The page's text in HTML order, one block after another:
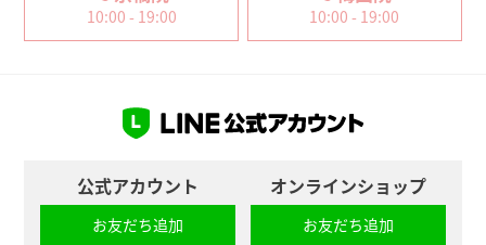
10:00 - 19:00 10:00 - 19:00
公式アカウント
お友だち追加
オンラインショップ
お友だち追加